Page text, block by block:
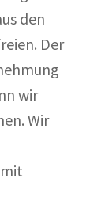
den
Der
wir
Wir